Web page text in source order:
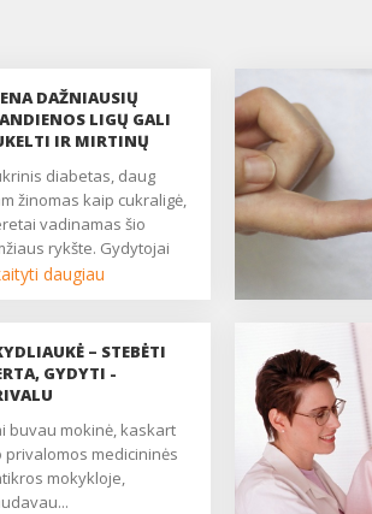
DAŽNIAUSIŲ
LIGŲ GALI
IR MIRTINŲ
žinomas kaip cukraligė,
vadinamas šio
rykšte. Gydytojai
nerimu stebi, kad II tipo
ir senyviems
bet ir 10 metų
vaikams.
gyvenimo būdas
palankus. ...
daugiau
– STEBĖTI
GYDYTI -
privalomos medicininės
mokykloje,